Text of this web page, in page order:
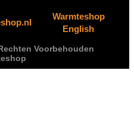
Warmteshop
English
Voorbehouden